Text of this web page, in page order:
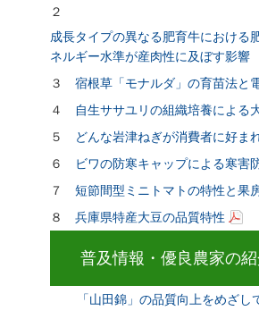
２
成長タイプの異なる肥育牛における
ネルギー水準が産肉性に及ぼす影響
３ 宿根草「モナルダ」の育苗法と
４
自生ササユリの組織培養による
５
どんな岩津ねぎが消費者に好ま
６
ビワの防寒キャップによる寒害
７ 短節間型ミニトマトの特性と果
８ 兵庫県特産大豆の品質特性
普及情報・優良農家の
「山田錦」の品質向上をめざし